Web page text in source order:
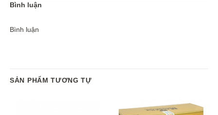
Bình luận
Bình luận
SẢN PHẨM TƯƠNG TỰ